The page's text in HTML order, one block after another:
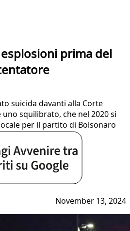
prima del
suicida davanti alla Corte
squilibrato, che nel 2020 si
per il partito di Bolsonaro
November 13, 2024